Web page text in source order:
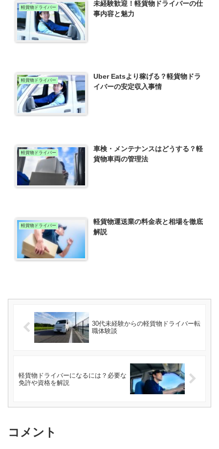
軽貨物ドライバー
未経験歓迎！軽貨物ドライバーの仕
事内容と魅力
軽貨物ドライバー
Uber Eatsより稼げる？軽貨物ドラ
イバーの安定収入事情
軽貨物ドライバー
車検・メンテナンスはどうする？軽
貨物車両の管理法
軽貨物ドライバー
軽貨物運送業の料金表と相場を徹底
解説
30代未経験からの軽貨物ドライバー転
職体験談
軽貨物ドライバーになるには？必要な
免許や資格を解説
コメント